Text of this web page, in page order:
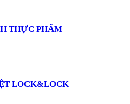
THỰC PHẨM
LOCK&LOCK